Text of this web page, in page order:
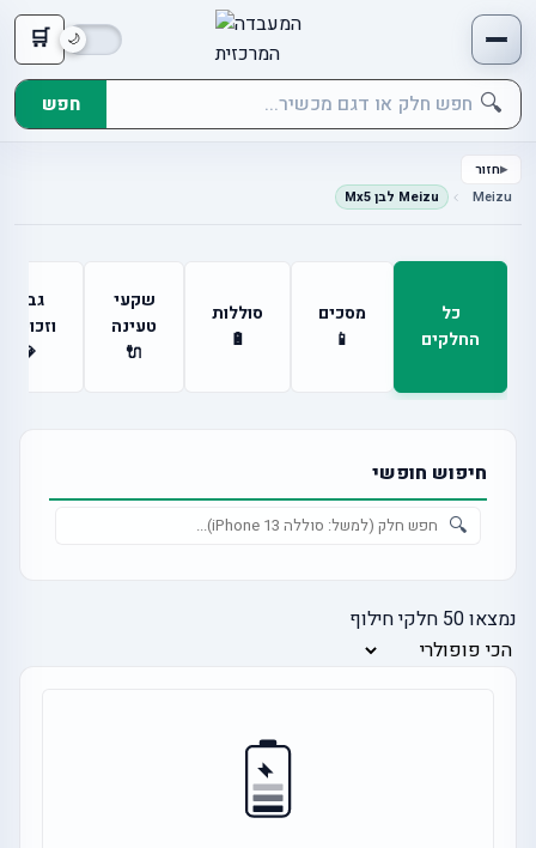
🛒
🔍 חפש
חזור
Meizu
Meizu לבן Mx5
כל
החלקים
מסכים
📱
סוללות
🔋
שקעי
טעינה
🔌
גבים
💎
חיפוש חופשי
🔍
נמצאו50 חלקי חילוף